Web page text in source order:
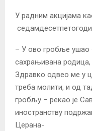
У радним акцијама
– У ово гробље ушао
сахрањивана родица,
Здравко одвео ме у
треба молити, и од
гробљу – рекао је
иностранству
Церана-